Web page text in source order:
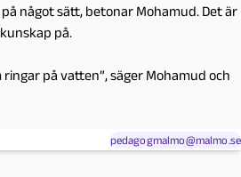
något sätt, betonar Mohamud. Det är
på.
på vatten”, säger Mohamud och
pedagogmalmo@malmo.se